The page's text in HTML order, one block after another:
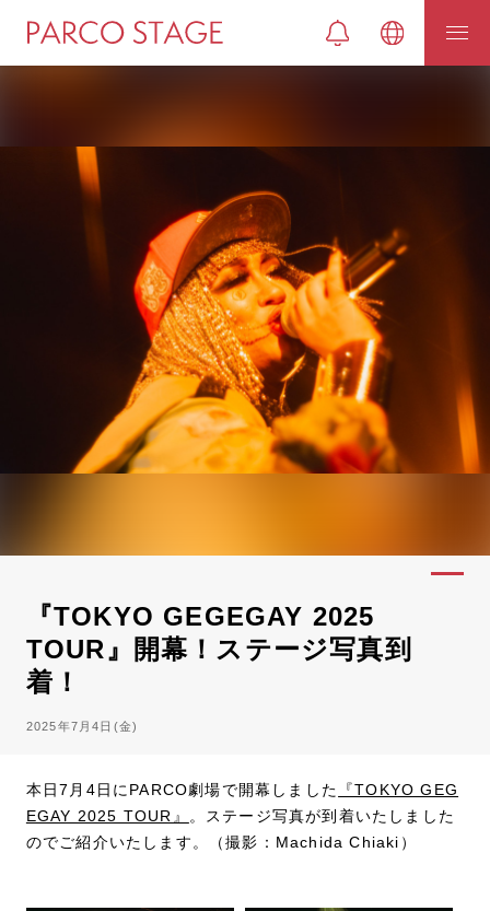
『TOKYO GEGEGAY 2025
TOUR』開幕！ステージ写真到
着！
2025年7月4日(金)
本日7月4日にPARCO劇場で開幕しました
『TOKYO GEG
EGAY 2025 TOUR』
。ステージ写真が到着いたしました
のでご紹介いたします。（撮影：Machida Chiaki）